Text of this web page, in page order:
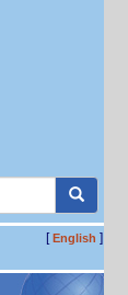
[English ]